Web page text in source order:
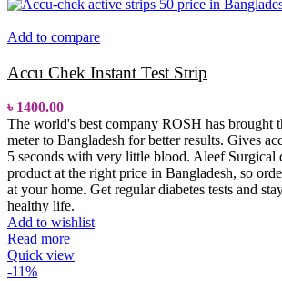
Add to compare
Accu Chek Instant Test Strip
৳ 1400.00
The world's best company ROSH has brought
meter to Bangladesh for better results. Gives
5 seconds with very little blood. Aleef Surgical
product at the right price in Bangladesh, so
at your home. Get regular diabetes tests and
healthy life.
Add to wishlist
Read more
Quick view
-11%